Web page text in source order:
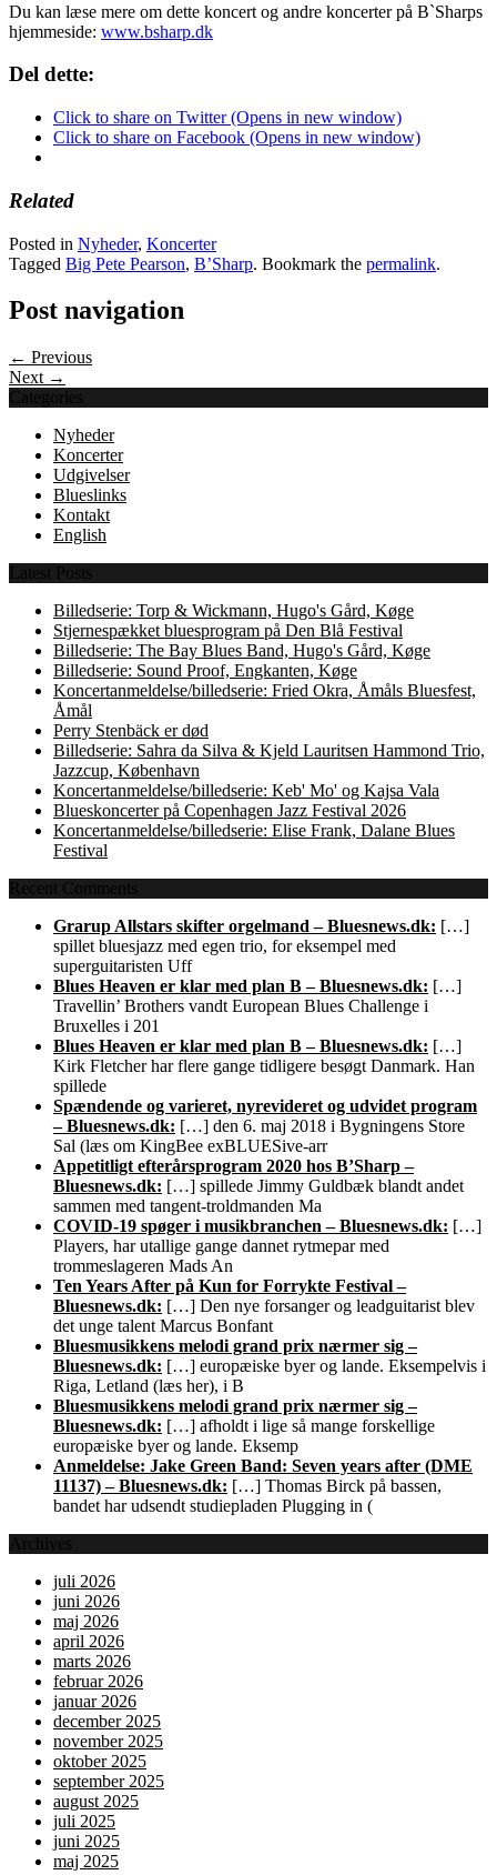
Du kan læse mere om dette koncert og andre koncerter på B`Sharps
hjemmeside: www.bsharp.dk
Del dette:
Click to share on Twitter (Opens in new window)
Click to share on Facebook (Opens in new window)
Related
Posted in Nyheder, Koncerter
Tagged Big Pete Pearson, B’Sharp. Bookmark the permalink.
Post navigation
← Previous
Next →
Categories
Nyheder
Koncerter
Udgivelser
Blueslinks
Kontakt
English
Latest Posts
Billedserie: Torp & Wickmann, Hugo's Gård, Køge
Stjernespækket bluesprogram på Den Blå Festival
Billedserie: The Bay Blues Band, Hugo's Gård, Køge
Billedserie: Sound Proof, Engkanten, Køge
Koncertanmeldelse/billedserie: Fried Okra, Åmåls Bluesfest,
Åmål
Perry Stenbäck er død
Billedserie: Sahra da Silva & Kjeld Lauritsen Hammond Trio,
Jazzcup, København
Koncertanmeldelse/billedserie: Keb' Mo' og Kajsa Vala
Blueskoncerter på Copenhagen Jazz Festival 2026
Koncertanmeldelse/billedserie: Elise Frank, Dalane Blues
Festival
Recent Comments
Grarup Allstars skifter orgelmand – Bluesnews.dk: […]
spillet bluesjazz med egen trio, for eksempel med
superguitaristen Uff
Blues Heaven er klar med plan B – Bluesnews.dk: […]
Travellin’ Brothers vandt European Blues Challenge i
Bruxelles i 201
Blues Heaven er klar med plan B – Bluesnews.dk: […]
Kirk Fletcher har flere gange tidligere besøgt Danmark. Han
spillede
Spændende og varieret, nyrevideret og udvidet program
– Bluesnews.dk: […] den 6. maj 2018 i Bygningens Store
Sal (læs om KingBee exBLUESive-arr
Appetitligt efterårsprogram 2020 hos B’Sharp –
Bluesnews.dk: […] spillede Jimmy Guldbæk blandt andet
sammen med tangent-troldmanden Ma
COVID-19 spøger i musikbranchen – Bluesnews.dk: […]
Players, har utallige gange dannet rytmepar med
trommeslageren Mads An
Ten Years After på Kun for Forrykte Festival –
Bluesnews.dk: […] Den nye forsanger og leadguitarist blev
det unge talent Marcus Bonfant
Bluesmusikkens melodi grand prix nærmer sig –
Bluesnews.dk: […] europæiske byer og lande. Eksempelvis i
Riga, Letland (læs her), i B
Bluesmusikkens melodi grand prix nærmer sig –
Bluesnews.dk: […] afholdt i lige så mange forskellige
europæiske byer og lande. Eksemp
Anmeldelse: Jake Green Band: Seven years after (DME
11137) – Bluesnews.dk: […] Thomas Birck på bassen,
bandet har udsendt studiepladen Plugging in (
Archives
juli 2026
juni 2026
maj 2026
april 2026
marts 2026
februar 2026
januar 2026
december 2025
november 2025
oktober 2025
september 2025
august 2025
juli 2025
juni 2025
maj 2025